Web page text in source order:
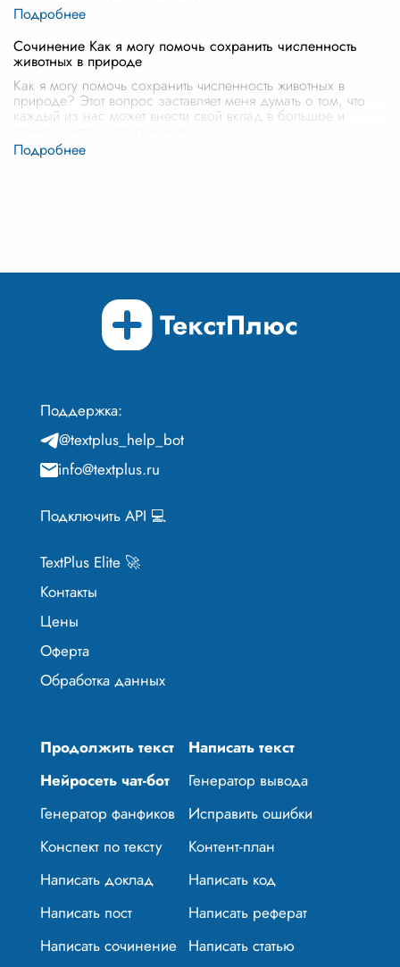
Сочинение Как я могу помочь сохранить численность
животных в природе
Как я могу помочь сохранить численность животных в
природе? Этот вопрос заставляет меня думать о том, что
каждый из нас может внести свой вклад в большое и
Поддержка:
@textplus_help_bot
info@textplus.ru
Подключить API 💻
TextPlus Elite 🚀
Контакты
Цены
Оферта
Обработка данных
Продолжить текст
Написать текст
Нейросеть чат-бот
Генератор вывода
Генератор фанфиков
Исправить ошибки
Конспект по тексту
Контент-план
Написать доклад
Написать код
Написать пост
Написать реферат
Написать сочинение Написать статью